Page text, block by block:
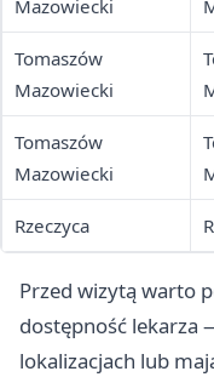
Mazowiecki
Tomaszów
Mazowiecki
Tomaszów
Mazowiecki
Rzeczyca
Przed wizytą warto
dostępność lekarza
lokalizacjach lub